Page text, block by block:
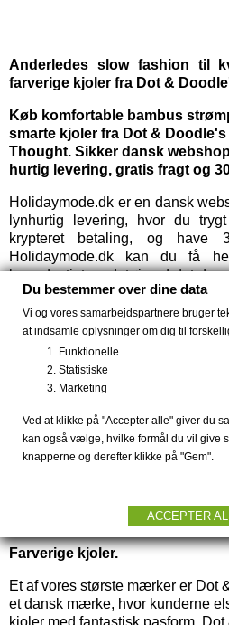
Anderledes slow fashion til
farverige kjoler fra Dot &
Køb komfortable bambus
smarte kjoler fra Dot &
Thought. Sikker dansk
hurtig levering, gratis fragt og
Holidaymode.dk er en dansk
lynhurtig levering, hvor du
krypteret betaling, og have
Holidaymode.dk kan du få
bæredygtigt modetøj end det du
butikkerne. Shop til de bedste
hjemme eller i pakkeshop ved
Bambus strømper og tøj.
Bambus strømper
udvalg af, og efterhånden har vi
udvalg af bambus sokker og
både ensfarvet og med sjove
lækker blødt OekoTex undertøj til
andre OekoTex certificerede
af
fordi det der er miljøvenligt og
læse mere om bambus her.
Farverige kjoler.
Et af vores største mærker er Dot
et dansk mærke, hvor kunderne
Du bestemmer over dine data
Vi og vores samarbejdspartnere bruger
at indsamle oplysninger om dig til
Funktionelle
Statistiske
Marketing
Ved at klikke på "Accepter alle" giver du
kan også vælge, hvilke formål du vil give
knapperne og derefter klikke på "Gem".
ACCEPTER